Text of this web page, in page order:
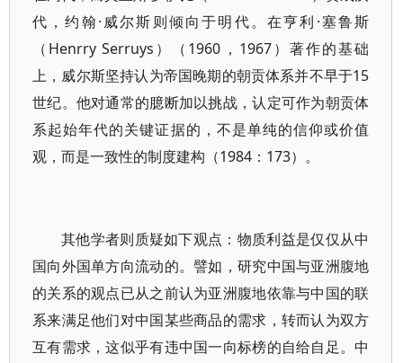
代，约翰·威尔斯则倾向于明代。在亨利·塞鲁斯
（Henrry Serruys）（1960，1967）著作的基础
上，威尔斯坚持认为帝国晚期的朝贡体系并不早于15
世纪。他对通常的臆断加以挑战，认定可作为朝贡体
系起始年代的关键证据的，不是单纯的信仰或价值
观，而是一致性的制度建构（1984：173）。
其他学者则质疑如下观点：物质利益是仅仅从中
国向外国单方向流动的。譬如，研究中国与亚洲腹地
的关系的观点已从之前认为亚洲腹地依靠与中国的联
系来满足他们对中国某些商品的需求，转而认为双方
互有需求，这似乎有违中国一向标榜的自给自足。中